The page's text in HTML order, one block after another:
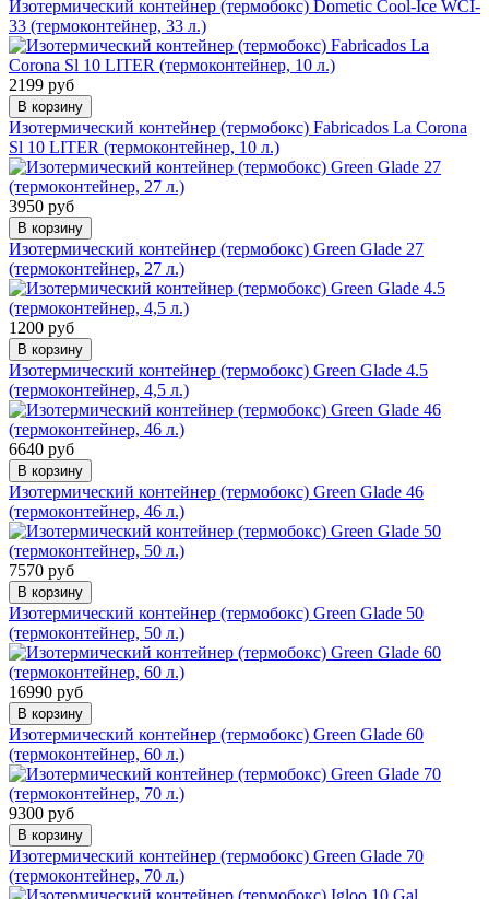
Изотермический контейнер (термобокс) Dometic Cool-Ice WCI-
33 (термоконтейнер, 33 л.)
2199 руб
В корзину
Изотермический контейнер (термобокс) Fabricados La Corona
Sl 10 LITER (термоконтейнер, 10 л.)
3950 руб
В корзину
Изотермический контейнер (термобокс) Green Glade 27
(термоконтейнер, 27 л.)
1200 руб
В корзину
Изотермический контейнер (термобокс) Green Glade 4.5
(термоконтейнер, 4,5 л.)
6640 руб
В корзину
Изотермический контейнер (термобокс) Green Glade 46
(термоконтейнер, 46 л.)
7570 руб
В корзину
Изотермический контейнер (термобокс) Green Glade 50
(термоконтейнер, 50 л.)
16990 руб
В корзину
Изотермический контейнер (термобокс) Green Glade 60
(термоконтейнер, 60 л.)
9300 руб
В корзину
Изотермический контейнер (термобокс) Green Glade 70
(термоконтейнер, 70 л.)